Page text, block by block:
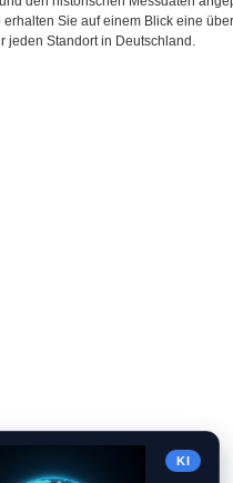
Sie auf einem Blick eine
jeden Standort in Deutschland.
KI